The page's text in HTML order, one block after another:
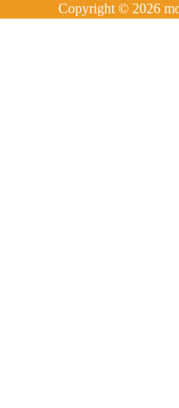
Copyright © 2026